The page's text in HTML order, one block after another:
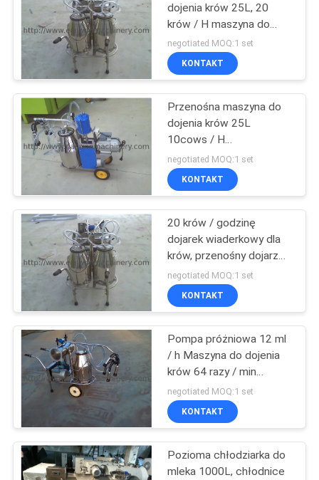
AKTUALNOŚCI
POPROSIĆ
O
WYCENĘ
SITEMAP
PRIVACY
POLICY
Frezarka do drewna
Dłutarka do drewna
13
Maszyna do
szlifowania drewna
17
dojenia krów 25L, 20
krów / H maszyna do
odsysania mleka
krowiego
negotiated MOQ:1 set
KONTAKT
Przenośna maszyna do
dojenia krów 25L
10cows / H
Automatyczny dojarz
krów
negotiated MOQ:1 set
KONTAKT
20 krów / godzinę
dojarek wiaderkowy dla
krów, przenośny dojarz
do krów 50L
negotiated MOQ:1 set
KONTAKT
Pompa próżniowa 12 ml
/ h Maszyna do dojenia
krów 64 razy / min
Pompowanie mleka
krowiego
negotiated MOQ:1 set
KONTAKT
Pozioma chłodziarka do
mleka 1000L, chłodnice